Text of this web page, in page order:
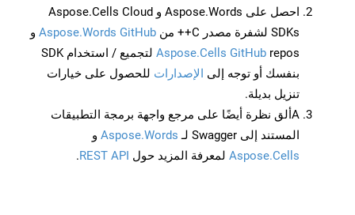
احصل على Aspose.Words و Aspose.Cells Cloud
SDKs لشفرة مصدر C++ من
Aspose.Words GitHub و
Aspose.Cells GitHub
repos لتجميع / استخدام SDK
بنفسك أو توجه إلى الإصدارات للحصول على خيارات
تنزيل بديلة.
Aألق نظرة أيضًا على مرجع واجهة برمجة التطبيقات
المستند إلى Swagger لـ
Aspose.Words و
Aspose.Cells لمعرفة المزيد حول REST API
.